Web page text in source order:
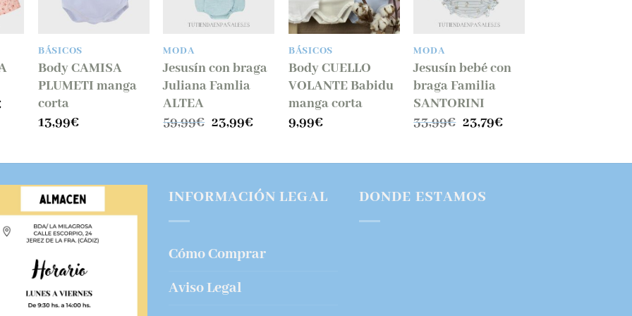
El
precio
BÁSICOS
Body CAMISA
PLUMETI manga
corta
13,99€
MODA
Jesusín con braga
Juliana Famlia
ALTEA
59,99€ El
era:
23,99€El
es:
BÁSICOS
Body CUELLO
VOLANTE Babidu
manga corta
9,99€
MODA
Jesusín bebé con
braga Familia
SANTORINI
33,99€ El
era:
23,79€El
es:
INFORMACIÓN LEGAL
Cómo Comprar
Aviso Legal
DONDE ESTAMOS